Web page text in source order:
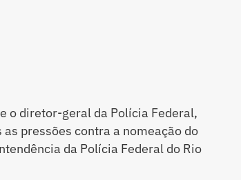
o diretor-geral da Polícia Federal,
pressões contra a nomeação do
da Polícia Federal do Rio